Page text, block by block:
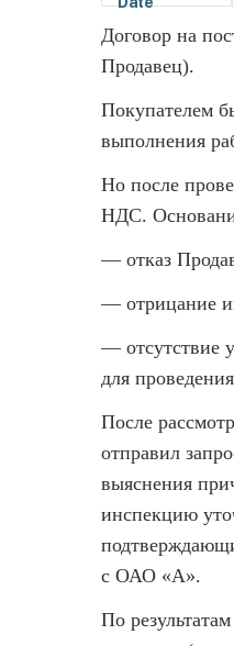
Договор на
Продавец).
Покупателем
выполнения
Но после
НДС.
— отказ
— отрицание
— отсутствие
для
После
отправил
выяснения
инспекцию
с ОАО «А».
По